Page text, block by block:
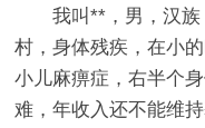
我叫**，男，汉
村，身体残疾，在小
小儿麻痹症，右半个
难，年收入还不能维